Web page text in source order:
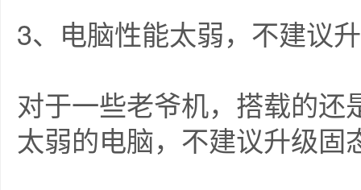
3、电脑性能太弱，不建议
对于一些老爷机，搭载的
太弱的电脑，不建议升级固